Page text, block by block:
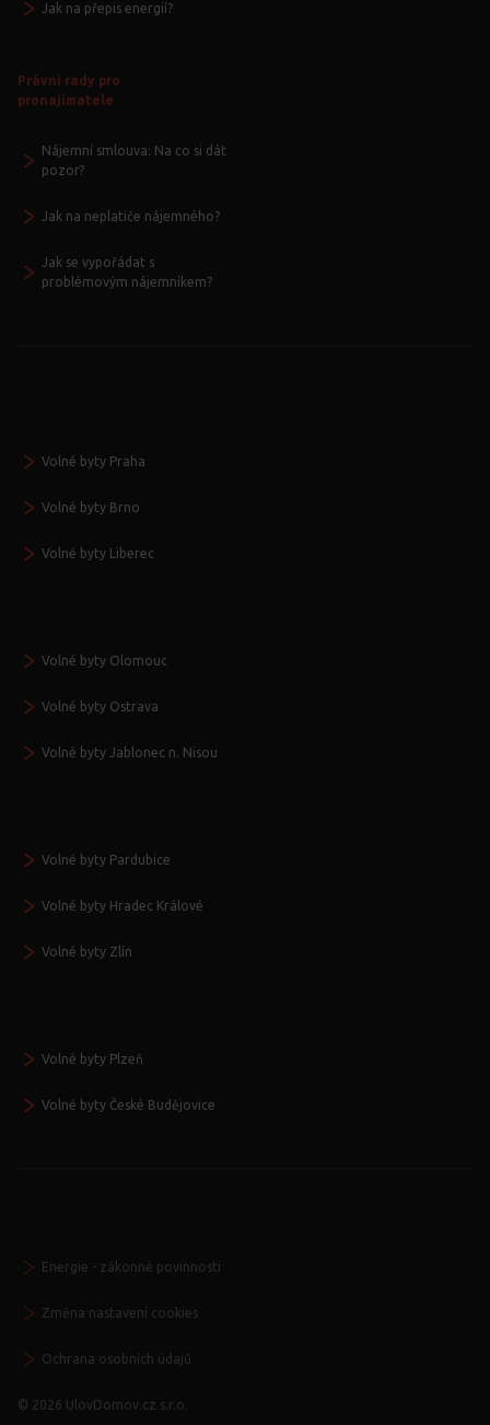
Jak na přepis energií?
Právní rady pro
pronajímatele
Nájemní smlouva: Na co si dát
pozor?
Jak na neplatiče nájemného?
Jak se vypořádat s
problémovým nájemníkem?
Volné byty Praha
Volné byty Brno
Volné byty Liberec
Volné byty Olomouc
Volné byty Ostrava
Volné byty Jablonec n. Nisou
Volné byty Pardubice
Volné byty Hradec Králové
Volné byty Zlín
Volné byty Plzeň
Volné byty České Budějovice
Energie - zákonné povinnosti
Změna nastavení cookies
Ochrana osobních údajů
© 2026 UlovDomov.cz s.r.o.